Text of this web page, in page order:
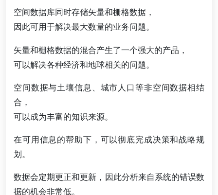
空间数据库同时存储矢量和栅格数据，
因此可用于解决最大数量的业务问题。
矢量和栅格数据的混合产生了一个强大的产品，
可以解决各种经济和地球相关的问题。
空间数据与土壤信息、城市人口等非空间数据相结
合，
可以成为丰富的知识来源。
在可用信息的帮助下，可以彻底完成决策和战略规
划。
数据会定期更正和更新，因此分析来自系统的错误数
据的机会非常低。